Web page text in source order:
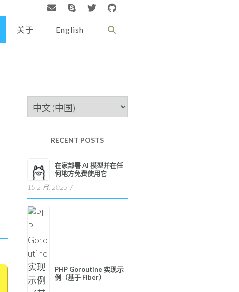
关于 English
选
择
RECENT POSTS
在家部署 AI 模型并在任
何地方免费使用它
15 2 月, 2025
PHP Goroutine 实现示
例（基于 Fiber）